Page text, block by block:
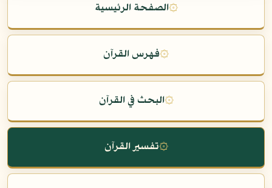
۞الصفحة الرئيسية
۞فهرس القرآن
۞البحث في القرآن
۞تفسير القرآن